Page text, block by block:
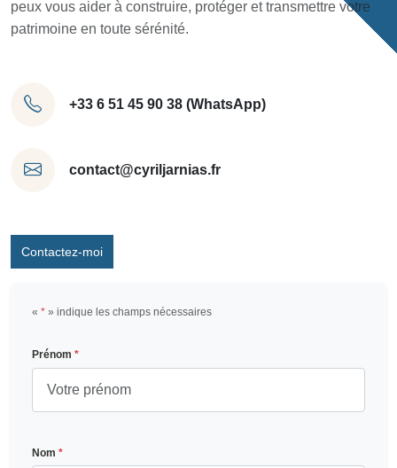
peux vous aider à construire, protéger et transmettre votre
patrimoine en toute sérénité.
+33 6 51 45 90 38 (WhatsApp)
contact@cyriljarnias.fr
Contactez-moi
« * » indique les champs nécessaires
Prénom *
Nom *